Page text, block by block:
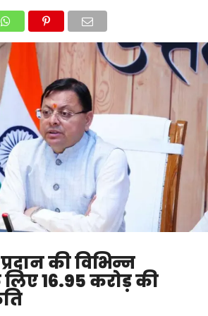
उधम सिंह नगर चंपावत चमोलीटिहरी गढ़वाल
पौड़ी गढ़वाल बागेश्वर रुद्रप्रयाग हरिद्वार देशदुनिया
की विभिन्न
16.95 करोड़ की